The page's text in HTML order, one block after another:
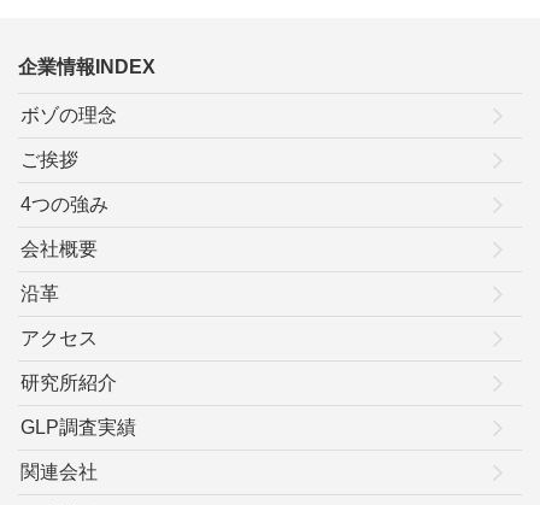
企業情報INDEX
ボゾの理念
ご挨拶
4つの強み
会社概要
沿革
アクセス
研究所紹介
GLP調査実績
関連会社